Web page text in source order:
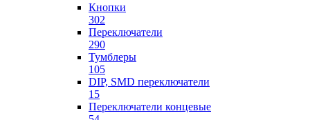
Кнопки
302
Переключатели
290
Тумблеры
105
DIP, SMD переключатели
15
Переключатели концевые